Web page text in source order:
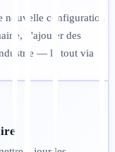
nouvelle configuration
d'ajouter des
— le tout via